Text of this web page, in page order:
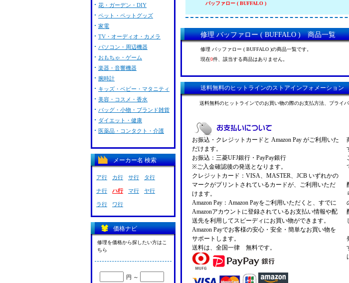
バッファロー ( BUFFALO )
修理 バッファロー ( BUFFALO ) 商品一覧
修理 バッファロー ( BUFFALO )の商品一覧です。
現在0件、該当する商品はありません。
送料無料のヒットラインのストアインフォメーション
送料無料のヒットラインでのお買い物の際のお支払方法、プライ
お振込・クレジットカードと Amazon Pay がご利用いた
だけます。
お振込：三菱UFJ銀行・PayPay銀行
※ご入金確認後の発送となります。
クレジットカード：VISA、MASTER、JCB いずれかの
マークがプリントされているカードが、ご利用いただ
けます。
Amazon Pay：Amazon Payをご利用いただくと、すでに
Amazonアカウントに登録されているお支払い情報や配
送先を利用してスピーディにお買い物ができます。
Amazon Payでお客様の安心・安全・簡単なお買い物を
サポートします。
送料は、全国一律 無料です。
花・ガーデン・DIY
ペット・ペットグッズ
家電
TV・オーディオ・カメラ
パソコン・周辺機器
おもちゃ・ゲーム
楽器・音響機器
腕時計
キッズ・ベビー・マタニティ
美容・コスメ・香水
バッグ・小物・ブランド雑貨
ダイエット・健康
医薬品・コンタクト・介護
メーカー名 検索
ア行 カ行 サ行 タ行
ナ行 ハ行 マ行 ヤ行
ラ行 ワ行
価格ナビ
修理を価格から探したい方はこ
ちら
円 ～